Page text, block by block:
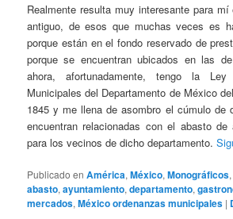
Realmente resulta muy interesante para
antiguo, de esos que muchas veces es
porque están en el fondo reservado de
porque se encuentran ubicados en las
ahora, afortunadamente, tengo la Ley
Municipales del Departamento de México
1845 y me llena de asombro el cúmulo de
encuentran relacionadas con el abasto
para los vecinos de dicho departamento.
Publicado en América,México,Monográficos,
abasto,ayuntamiento,departamento,
mercados,México ordenanzas municipales |